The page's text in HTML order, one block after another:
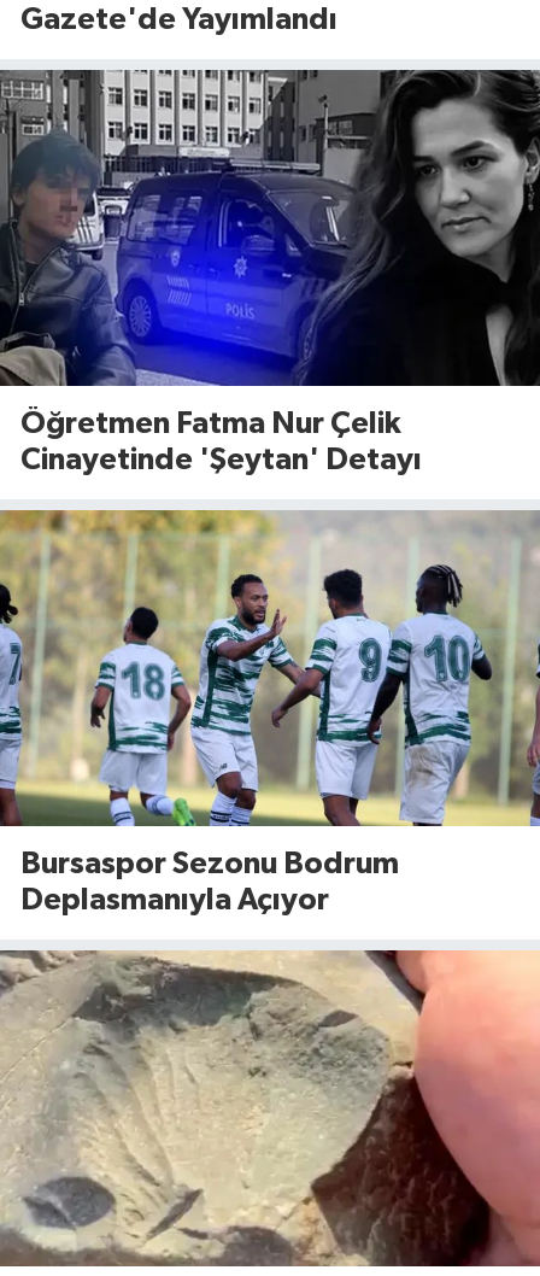
Gazete'de Yayımlandı
Öğretmen Fatma Nur Çelik
Cinayetinde 'Şeytan' Detayı
Bursaspor Sezonu Bodrum
Deplasmanıyla Açıyor